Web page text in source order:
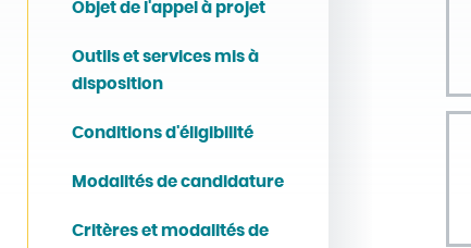
Objet de l'appel à projet
Outils et services mis à
disposition
Conditions d'éligibilité
Modalités de candidature
Critères et modalités de